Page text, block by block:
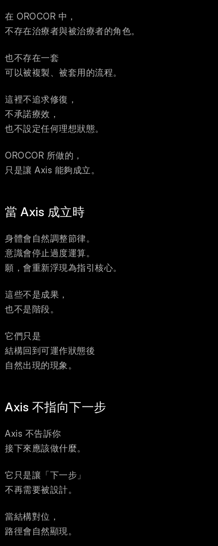
在 OROCOR 中，
不存在治療者與被治療者的角色。
也不存在一套
可以被複製、被套用的流程。
這裡不追求修復，
不承諾療效，
也不設定任何理想狀態。
OROCOR 所做的，
只是讓 Axis 能夠成立。
當 Axis 成立時
身體會自然調整節律。
意識會停止過度運算。
願，會重新浮現為指引核心。
這些不是成果，
也不是階段。
它們只是
結構回到可運作狀態後
自然出現的現象。
Axis 不指向下一步
Axis 不告訴你
接下來應該做什麼。
它只是讓「下一步」
不再需要被設計。
當結構對位，
路徑會自然顯現。